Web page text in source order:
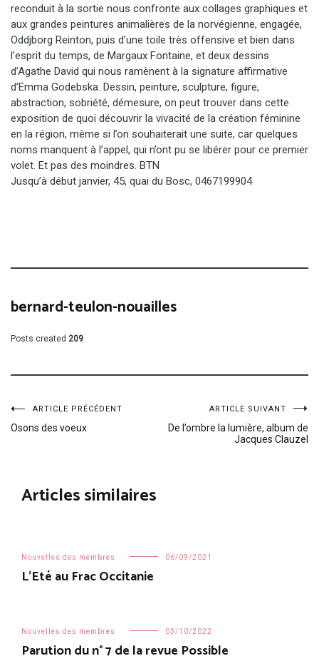
reconduit à la sortie nous confronte aux collages graphiques et
aux grandes peintures animalières de la norvégienne, engagée,
Oddjborg Reinton, puis d’une toile très offensive et bien dans
l’esprit du temps, de Margaux Fontaine, et deux dessins
d’Agathe David qui nous ramènent à la signature affirmative
d’Emma Godebska. Dessin, peinture, sculpture, figure,
abstraction, sobriété, démesure, on peut trouver dans cette
exposition de quoi découvrir la vivacité de la création féminine
en la région, même si l’on souhaiterait une suite, car quelques
noms manquent à l’appel, qui n’ont pu se libérer pour ce premier
volet. Et pas des moindres. BTN
Jusqu’à début janvier, 45, quai du Bosc, 0467199904
bernard-teulon-nouailles
Posts created 209
Navigation
l’article
ARTICLE PRÉCÉDENT
Osons des voeux
ARTICLE SUIVANT
De l’ombre la lumière, album de
Jacques Clauzel
Articles similaires
Nouvelles des membres 06/09/2021
L’Eté au Frac Occitanie
Nouvelles des membres 03/10/2022
Parution du n° 7 de la revue Possible